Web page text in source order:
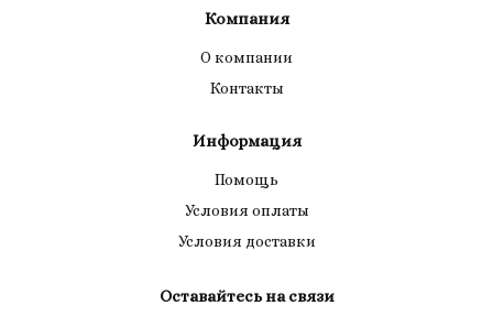
Компания
О компании
Контакты
Информация
Помощь
Условия оплаты
Условия доставки
Оставайтесь на связи